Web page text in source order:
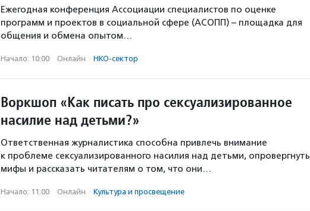
Ежегодная конференция Ассоциации специалистов по оценке
программ и проектов в социальной сфере (АСОПП) – площадка для
общения и обмена опытом…
Начало: 10:00 · Онлайн · НКО-сектор
Воркшоп «Как писать про сексуализированное
насилие над детьми?»
Ответственная журналистика способна привлечь внимание
к проблеме сексуализированного насилия над детьми, опровергнуть
мифы и рассказать читателям о том, что они…
Начало: 11:00 · Онлайн · Культура и просвещение